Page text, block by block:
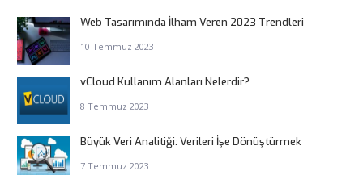
Web Tasarımında İlham Veren 2023 Trendleri
10 Temmuz 2023
vCloud Kullanım Alanları Nelerdir?
8 Temmuz 2023
Büyük Veri Analitiği: Verileri İşe Dönüştürmek
7 Temmuz 2023